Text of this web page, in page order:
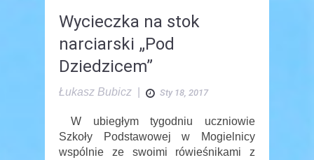
Wycieczka na stok
narciarski „Pod
Dziedzicem”
Łukasz Bubicz Sty 18, 2017
W ubiegłym tygodniu uczniowie
Szkoły Podstawowej w Mogielnicy
wspólnie ze swoimi rówieśnikami z